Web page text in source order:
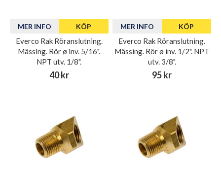
MER INFO KÖP
Everco Rak Röranslutning.
Mässing. Rör ø inv. 5/16".
NPT utv. 1/8".
40 kr
MER INFO KÖP
Everco Rak Röranslutning.
Mässing. Rör ø inv. 1/2". NPT
utv. 3/8".
95 kr